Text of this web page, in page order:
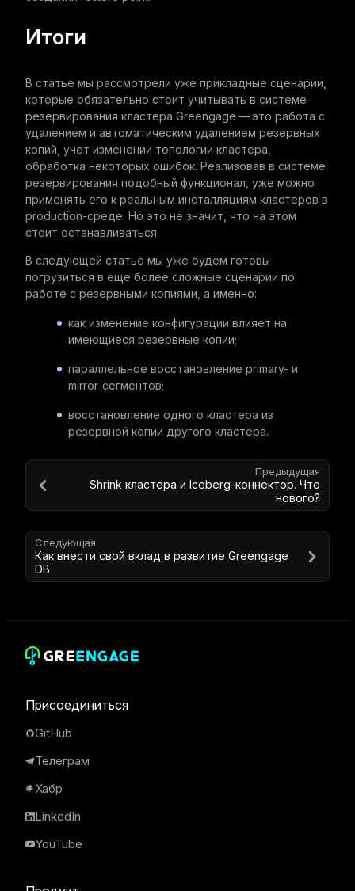
Итоги
В статье мы рассмотрели уже прикладные сценарии,
которые обязательно стоит учитывать в системе
резервирования кластера Greengage — это работа с
удалением и автоматическим удалением резервных
копий, учет изменении топологии кластера,
обработка некоторых ошибок. Реализовав в системе
резервирования подобный функционал, уже можно
применять его к реальным инсталляциям кластеров в
production-среде. Но это не значит, что на этом
стоит останавливаться.
В следующей статье мы уже будем готовы
погрузиться в еще более сложные сценарии по
работе с резервными копиями, а именно:
как изменение конфигурации влияет на
имеющиеся резервные копии;
параллельное восстановление primary- и
mirror-сегментов;
восстановление одного кластера из
резервной копии другого кластера.
Предыдущая
Shrink кластера и Iceberg-коннектор. Что
нового?
Следующая
Как внести свой вклад в развитие Greengage
DB
Присоединиться
GitHub
Телеграм
Хабр
LinkedIn
YouTube